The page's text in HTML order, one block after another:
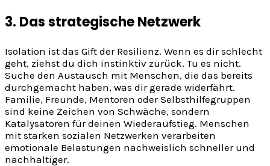
3. Das strategische Netzwerk
Isolation ist das Gift der Resilienz. Wenn es dir schlecht
geht, ziehst du dich instinktiv zurück. Tu es nicht.
Suche den Austausch mit Menschen, die das bereits
durchgemacht haben, was dir gerade widerfährt.
Familie, Freunde, Mentoren oder Selbsthilfegruppen
sind keine Zeichen von Schwäche, sondern
Katalysatoren für deinen Wiederaufstieg. Menschen
mit starken sozialen Netzwerken verarbeiten
emotionale Belastungen nachweislich schneller und
nachhaltiger.